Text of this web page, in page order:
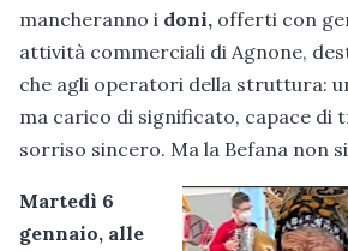
mancheranno i doni, offerti con
attività commerciali di Agnone,
che agli operatori della struttura:
ma carico di significato, capace di
sorriso sincero. Ma la Befana non
Martedì 6
gennaio, alle